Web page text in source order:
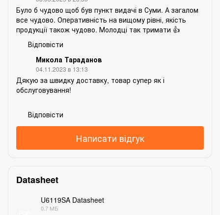
Було б чудово щоб був пункт видачі в Суми. А загалом
все чудово. Оперативність на вищому рівні, якість
продукції також чудово. Молодці так тримати 👍
Відповісти
Микола Тараданов
04.11.2023 в 13:13
Дякую за швидку доставку, товар супер як і
обслуговування!
Відповісти
Написати відгук
Datasheet
U6119SA Datasheet
0.7 МБ